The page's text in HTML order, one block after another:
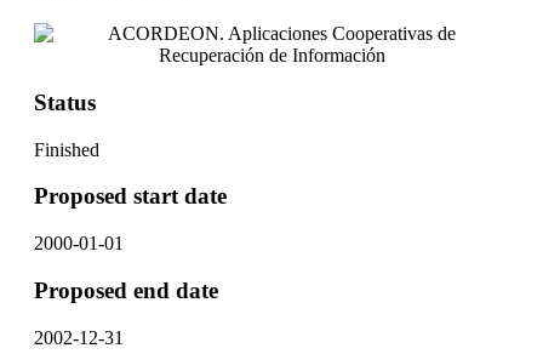
Status
Finished
Proposed start date
2000-01-01
Proposed end date
2002-12-31